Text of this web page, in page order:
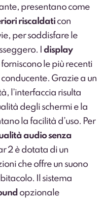
presentano come
riscaldati con
per soddisfare le
I display
le più recenti
Grazie a un
l’interfaccia risulta
degli schermi e la
la facilità d’uso. Per
audio senza
2 è dotata di un
che offre un suono
Il sistema
opzionale